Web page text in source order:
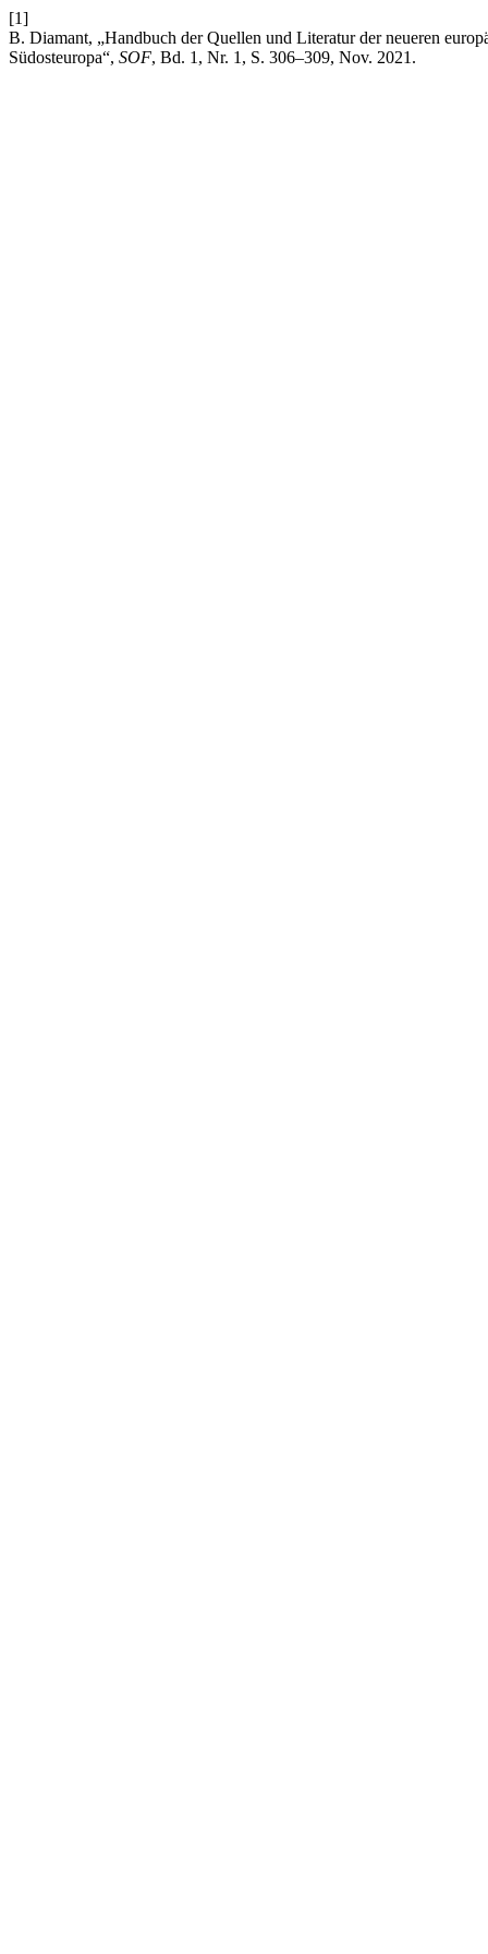
[1]
B. Diamant, „Handbuch der Quellen und Literatur der neueren
Südosteuropa“, SOF, Bd. 1, Nr. 1, S. 306–309, Nov. 2021.